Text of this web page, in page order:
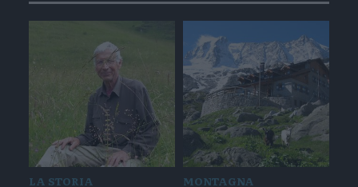
LA STORIA MONTAGNA